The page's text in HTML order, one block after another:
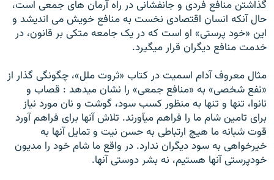
گذاشتن منافع فردی و جانفشانی در راه آرمان های جمعی است،
حال آنکه انسان اقتصادی نخست به منافع خويش می انديشد و
اين «خود پرستی» او است که در يک جامعه متکی بر قانون، در
خدمت منافع ديگران قرار ميگيرد.
مثال معروف آدام اسميت در کتاب «ثروت ملل»، چگونگی گذار از
«نفع شخصی» به «منافع جمعی» را نشان ميدهد : قصاب و
نانوا، تنها و تنها به منظور کسب سود، گوشت و نان مورد نياز
برای تامين شام ما را فراهم ميآورند. تلاش آنها برای فراهم آورد
قوت شبانه ما هيچ ارتباطی به حسن نيت و تمايل آنها به
خيرخواهی به سود ديگران ندارد. در واقع ما شام خود را مديون
خودپرستی آنها هستيم، نه بشر دوستی آنها.